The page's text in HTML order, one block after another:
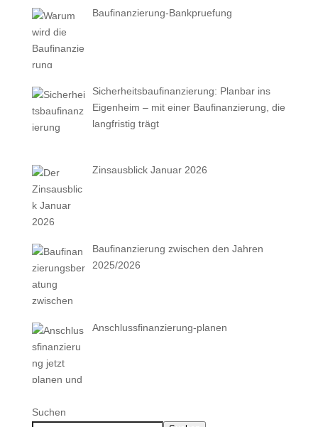
Baufinanzierung-Bankpruefung
Sicherheitsbaufinanzierung: Planbar ins
Eigenheim – mit einer Baufinanzierung, die
langfristig trägt
Zinsausblick Januar 2026
Baufinanzierung zwischen den Jahren
2025/2026
Anschlussfinanzierung-planen
Suchen